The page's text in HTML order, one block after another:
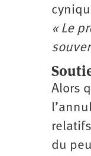
« Le
Alors
du